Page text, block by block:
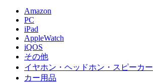
Amazon
PC
iPad
AppleWatch
iQOS
その他
イヤホン・ヘッドホン・スピーカー
カー用品